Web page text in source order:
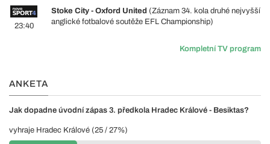
23:40
Stoke City - Oxford United (Záznam 34. kola druhé nejvyšší
anglické fotbalové soutěže EFL Championship)
Kompletní TV program
ANKETA
Jak dopadne úvodní zápas 3. předkola Hradec Králové - Besiktas?
vyhraje Hradec Králové (25 / 27%)